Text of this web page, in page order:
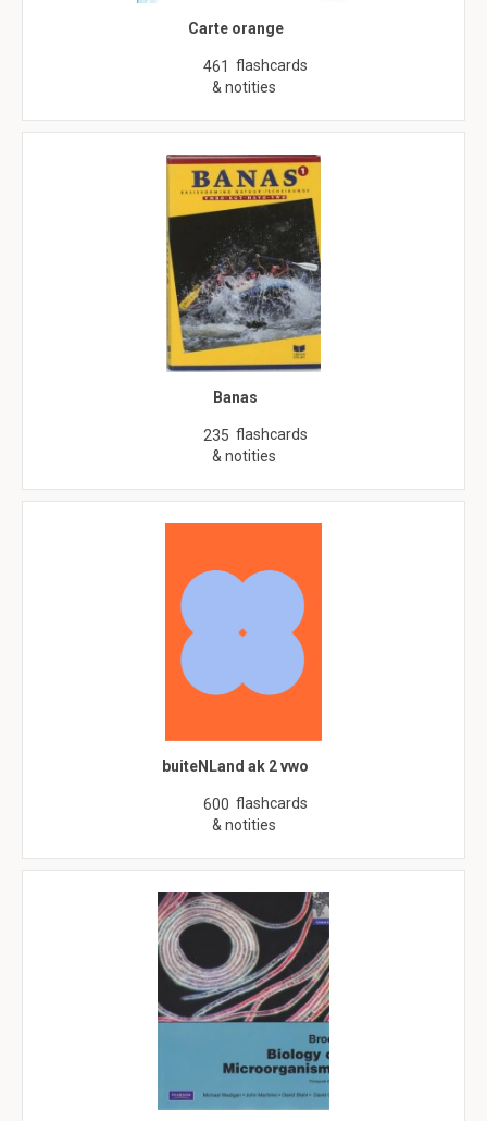
Carte orange
461 flashcards
& notities
Banas
235 flashcards
& notities
buiteNLand ak 2 vwo
600 flashcards
& notities